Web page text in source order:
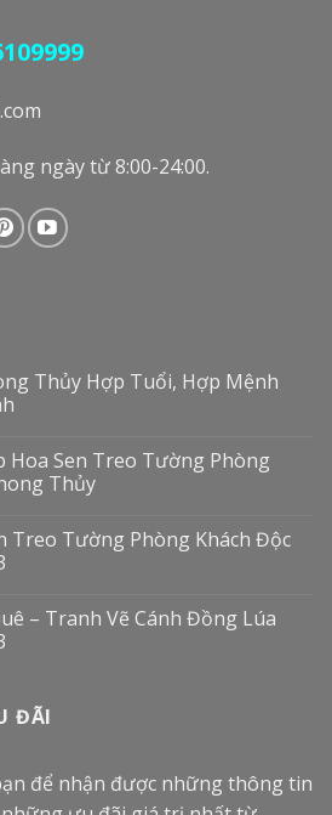
ngày từ 8:00-24:00.
Thủy Hợp Tuổi, Hợp Mệnh
Hoa Sen Treo Tường Phòng
Thủy
Treo Tường Phòng Khách Độc
– Tranh Vẽ Cánh Đồng Lúa
ĐÃI
để nhận được những thông tin